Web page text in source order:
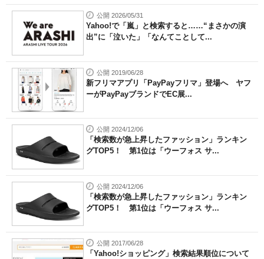
公開 2026/05/31
Yahoo!で「嵐」と検索すると……“まさかの演
出”に「泣いた」「なんてことして...
公開 2019/06/28
新フリマアプリ「PayPayフリマ」登場へ ヤフ
ーがPayPayブランドでEC展...
公開 2024/12/06
「検索数が急上昇したファッション」ランキン
グTOP5！ 第1位は「ウーフォス サ...
公開 2024/12/06
「検索数が急上昇したファッション」ランキン
グTOP5！ 第1位は「ウーフォス サ...
公開 2017/06/28
「Yahoo!ショッピング」検索結果順位について